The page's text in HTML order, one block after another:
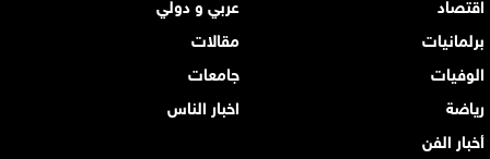
برلمانيات
مقالات
الوفيات
جامعات
رياضة
اخبار الناس
أخبار الفن